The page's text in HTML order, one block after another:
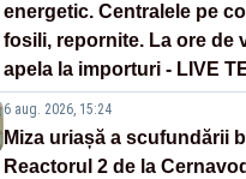
energetic. Centralele pe
fosili, repornite. La ore de
apela la importuri - LIVE
6 aug. 2026, 15:24
Miza uriașă a scufundării
Reactorul 2 de la